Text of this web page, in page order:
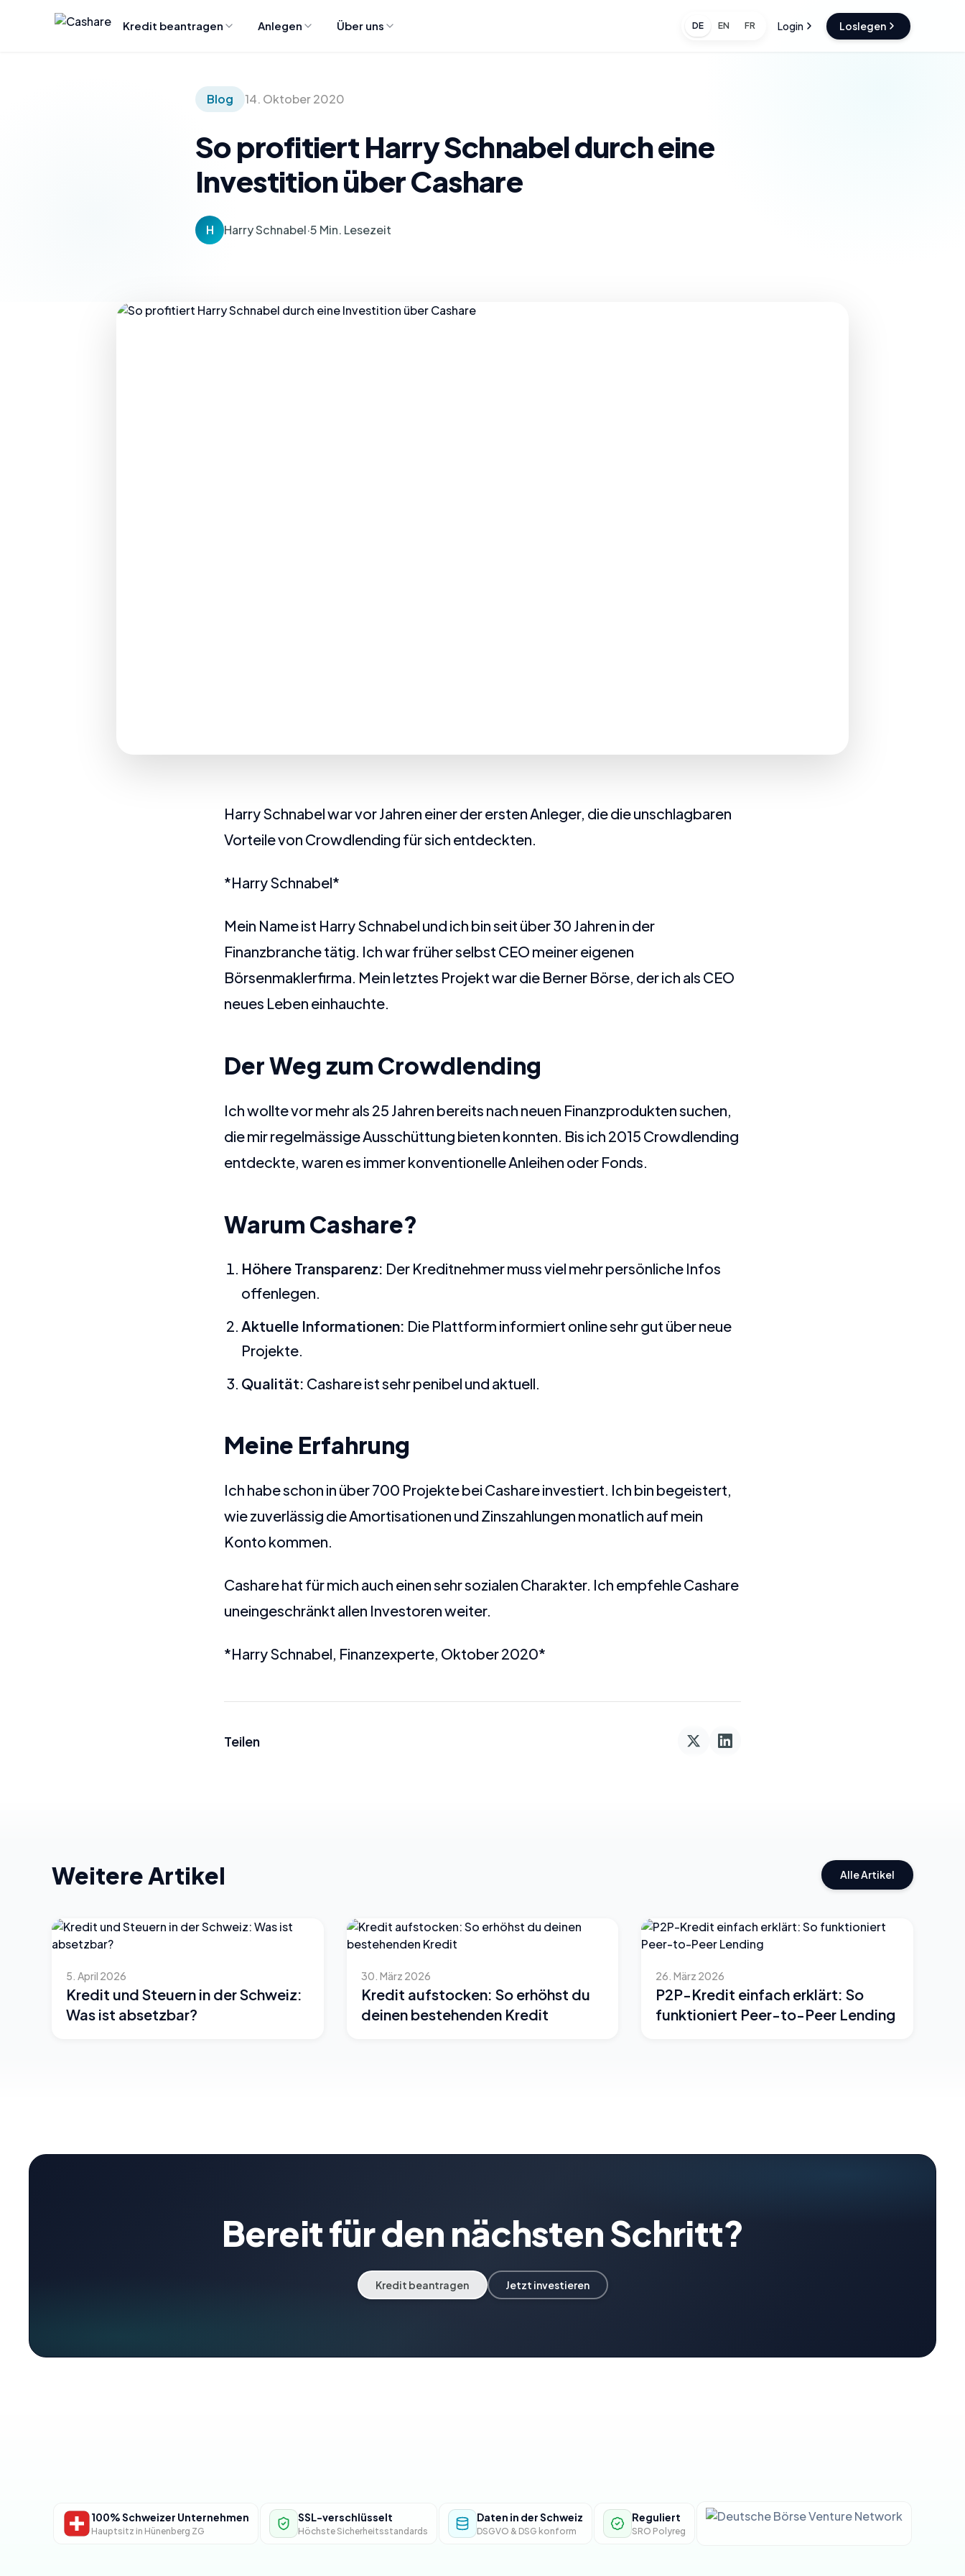
Kredit beantragen Anlegen Über uns DE EN FR Login Loslegen
Blog 14. Oktober 2020
So profitiert Harry Schnabel durch eine
Investition über Cashare
H Harry Schnabel·5 Min. Lesezeit
Harry Schnabel war vor Jahren einer der ersten Anleger, die die unschlagbaren
Vorteile von Crowdlending für sich entdeckten.
*Harry Schnabel*
Mein Name ist Harry Schnabel und ich bin seit über 30 Jahren in der
Finanzbranche tätig. Ich war früher selbst CEO meiner eigenen
Börsenmaklerfirma. Mein letztes Projekt war die Berner Börse, der ich als CEO
neues Leben einhauchte.
Der Weg zum Crowdlending
Ich wollte vor mehr als 25 Jahren bereits nach neuen Finanzprodukten suchen,
die mir regelmässige Ausschüttung bieten konnten. Bis ich 2015 Crowdlending
entdeckte, waren es immer konventionelle Anleihen oder Fonds.
Warum Cashare?
Höhere Transparenz: Der Kreditnehmer muss viel mehr persönliche Infos
offenlegen.
Aktuelle Informationen: Die Plattform informiert online sehr gut über neue
Projekte.
Qualität: Cashare ist sehr penibel und aktuell.
Meine Erfahrung
Ich habe schon in über 700 Projekte bei Cashare investiert. Ich bin begeistert,
wie zuverlässig die Amortisationen und Zinszahlungen monatlich auf mein
Konto kommen.
Cashare hat für mich auch einen sehr sozialen Charakter. Ich empfehle Cashare
uneingeschränkt allen Investoren weiter.
*Harry Schnabel, Finanzexperte, Oktober 2020*
Teilen
Weitere Artikel Alle Artikel
5. April 2026
Kredit und Steuern in der Schweiz:
Was ist absetzbar?
30. März 2026
Kredit aufstocken: So erhöhst du
deinen bestehenden Kredit
26. März 2026
P2P-Kredit einfach erklärt: So
funktioniert Peer-to-Peer Lending
Bereit für den nächsten Schritt?
Kredit beantragen Jetzt investieren
100% Schweizer Unternehmen
Hauptsitz in Hünenberg ZG
SSL-verschlüsselt
Höchste Sicherheitsstandards
Daten in der Schweiz
DSGVO & DSG konform
Reguliert
SRO Polyreg